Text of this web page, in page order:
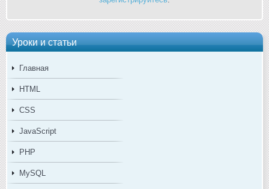
Уроки и статьи
Главная
HTML
CSS
JavaScript
PHP
MySQL